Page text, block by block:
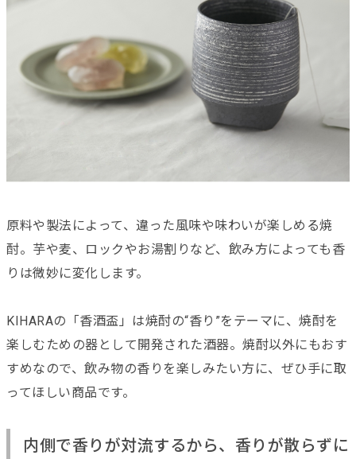
原料や製法によって、違った風味や味わいが楽しめる焼
酎。芋や麦、ロックやお湯割りなど、飲み方によっても香
りは微妙に変化します。
KIHARAの「香酒盃」は焼酎の“香り”をテーマに、焼酎を
楽しむための器として開発された酒器。焼酎以外にもおす
すめなので、飲み物の香りを楽しみたい方に、ぜひ手に取
ってほしい商品です。
内側で香りが対流するから、香りが散らずに